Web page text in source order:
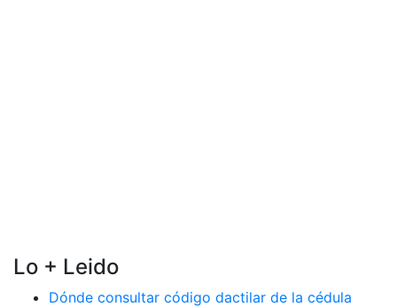
Lo + Leido
Dónde consultar código dactilar de la cédula